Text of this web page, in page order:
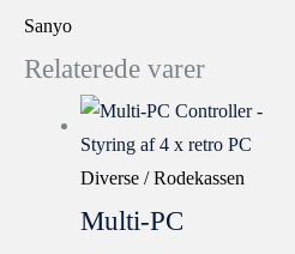
Sanyo
Relaterede varer
Diverse / Rodekassen
Multi-PC